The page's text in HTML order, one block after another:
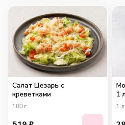
Салат Цезарь с
креветками
180 г
1
1 л